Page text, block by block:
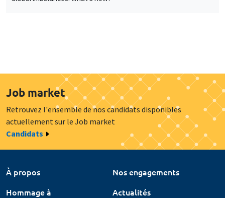
Job market
Retrouvez l'ensemble de nos candidats disponibles
actuellement sur le Job market
Candidats
À propos
Nos engagements
Hommage à
Actualités